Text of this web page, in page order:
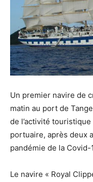
Un premier navire de
matin au port de
de l’activité
portuaire, après deux
pandémie de la Covid-
Le navire « Royal